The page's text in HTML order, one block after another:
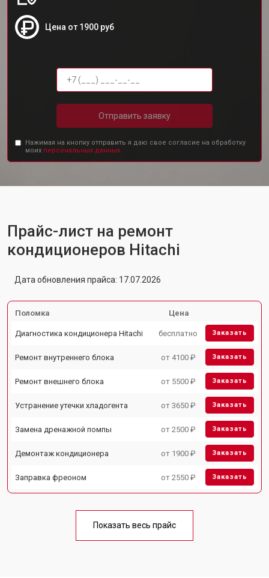
Цена от 1900 руб
Отправить заявку
Нажимая на кнопку отправить я даю свое согласие на обработку
моих персональных данных.
Прайс-лист на ремонт
кондиционеров Hitachi
Дата обновления прайса: 17.07.2026
Поломка Цена
Диагностика кондиционера Hitachi бесплатно Заказать
Ремонт внутреннего блока от 4100 ₽ Заказать
Ремонт внешнего блока от 5500 ₽ Заказать
Устранение утечки хладогента от 3650 ₽ Заказать
Замена дренажной помпы от 2500 ₽ Заказать
Демонтаж кондиционера от 1900 ₽ Заказать
Заправка фреоном от 2550 ₽ Заказать
Показать весь прайс